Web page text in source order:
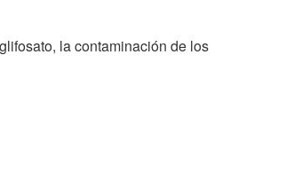
la contaminación de los